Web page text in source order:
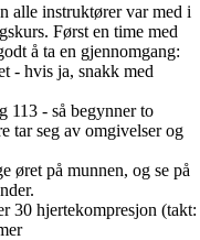
alle instruktører var med i
Først en time med
å ta en gjennomgang:
- hvis ja, snakk med
113 - så begynner to
tar seg av omgivelser og
øret på munnen, og se på
30 hjertekompresjon (takt: